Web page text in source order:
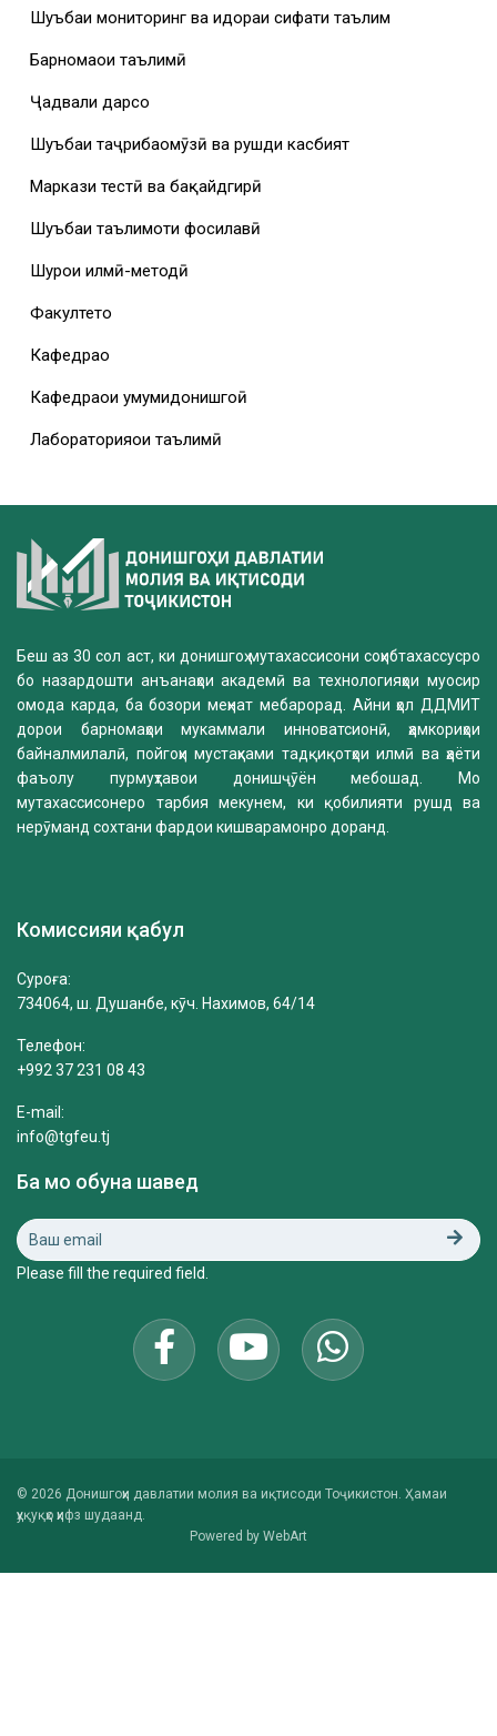
Шуъбаи мониторинг ва идораи сифати таълим
Барномаҳои таълимӣ
Ҷадвали дарсҳо
Шуъбаи таҷрибаомӯзӣ ва рушди касбият
Маркази тестӣ ва бақайдгирӣ
Шуъбаи таълимоти фосилавӣ
Шурои илмӣ-методӣ
Факултетҳо
Кафедраҳо
Кафедраҳои умумидонишгоҳӣ
Лабораторияҳои таълимӣ
Беш аз 30 сол аст, ки донишгоҳ мутахассисони соҳибтахассусро
бо назардошти анъанаҳои академӣ ва технологияҳои муосир
омода карда, ба бозори меҳнат мебарорад. Айни ҳол ДДМИТ
дорои барномаҳои мукаммали инноватсионӣ, ҳамкориҳои
байналмилалӣ, пойгоҳи мустаҳками тадқиқотҳои илмӣ ва ҳаёти
фаъолу пурмуҳтавои донишҷӯён мебошад. Мо
мутахассисонеро тарбия мекунем, ки қобилияти рушд ва
нерӯманд сохтани фардои кишварамонро доранд.
Комиссияи қабул
Суроға:
734064, ш. Душанбе, кӯч. Нахимов, 64/14
Телефон:
+992 37 231 08 43
E-mail:
info@tgfeu.tj
Ба мо обуна шавед
Please fill the required field.
© 2026 Донишгоҳи давлатии молия ва иқтисоди Тоҷикистон. Ҳамаи
ҳуқуқҳо ҳифз шудаанд.
Powered by WebArt